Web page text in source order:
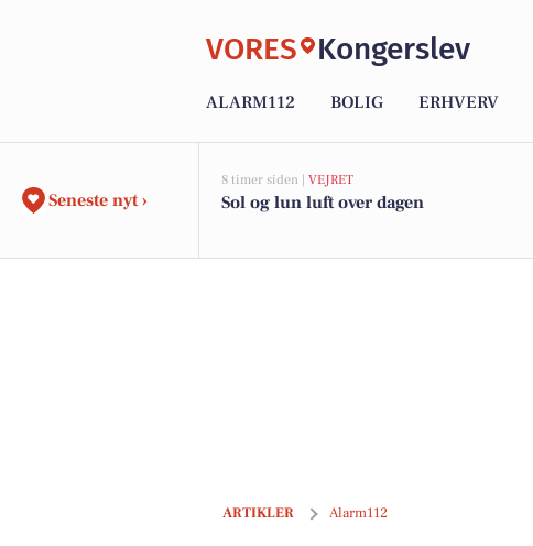
VORES Kongerslev
ALARM112 BOLIG ERHVERV
Seneste nyt ›
8 timer siden | VEJRET
Sol og lun luft over dagen
ARTIKLER Alarm112
Ildløs i mødding under kontrol